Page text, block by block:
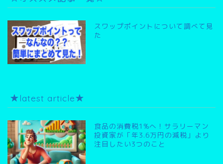
スワップポイントについて調べて見
た
★latest article★
食品の消費税1%へ！サラリーマン
投資家が「年3.6万円の減税」より
注目したい3つのこと